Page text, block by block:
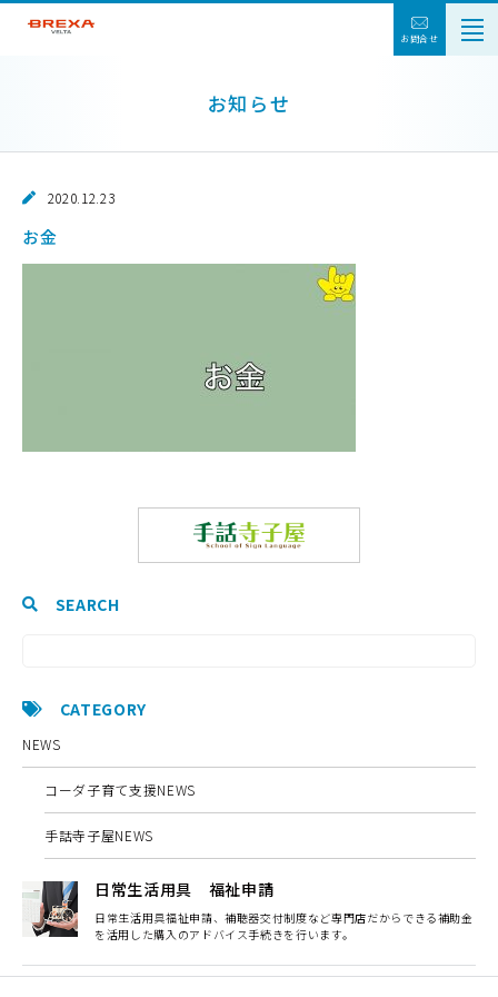
お問合せ
お知らせ
2020.12.23
お金
SEARCH
CATEGORY
NEWS
コーダ子育て支援NEWS
手話寺子屋NEWS
日常生活用具 福祉申請
日常生活用具福祉申請、補聴器交付制度など専門店だからできる補助金
を活用した購入のアドバイス手続きを行います。